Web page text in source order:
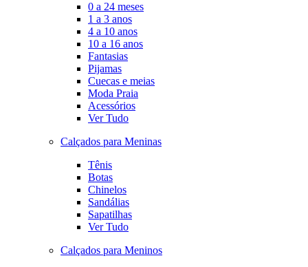
0 a 24 meses
1 a 3 anos
4 a 10 anos
10 a 16 anos
Fantasias
Pijamas
Cuecas e meias
Moda Praia
Acessórios
Ver Tudo
Calçados para Meninas
Tênis
Botas
Chinelos
Sandálias
Sapatilhas
Ver Tudo
Calçados para Meninos